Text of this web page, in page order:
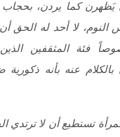
يَظهرن كما يردن،
النوم، لا أحد له الحق
فئة المثقفين
عنه بأنه
تستطيع أن لا ترتدي